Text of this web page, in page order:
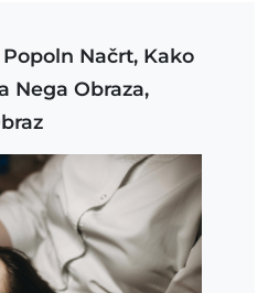
Načrt, Kako
Nega Obraza,